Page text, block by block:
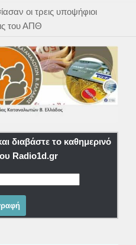
οι τρεις υποψήφιοι
του ΑΠΘ
διαβάστε το καθημερινό
Radio1d.gr